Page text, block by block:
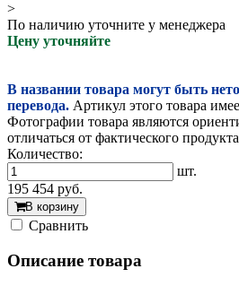
>
По наличию уточните у менеджера
Цену уточняйте
В названии товара могут быть
перевода. Артикул этого товара
Фотографии товара являются
отличаться от фактического
Количество:
шт.
195 454 руб.
В корзину
Cравнить
Описание товара